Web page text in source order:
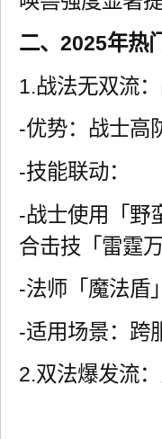
二、2025年热
1.战法无双流
-优势：战士高
-技能联动：
-战士使用「野
合击技「雷霆
-法师「魔法盾
-适用场景：跨
2.双法爆发流